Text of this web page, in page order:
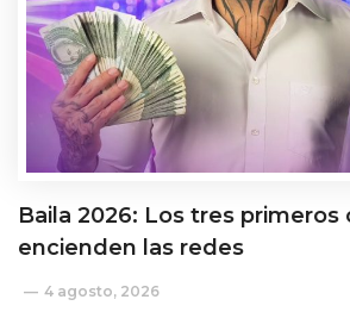
Baila 2026: Los tres primeros
encienden las redes
4 agosto, 2026